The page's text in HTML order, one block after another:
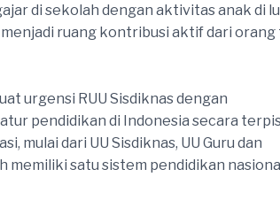
di sekolah dengan aktivitas anak di
ruang kontribusi aktif dari orang
urgensi RUU Sisdiknas dengan
pendidikan di Indonesia secara
mulai dari UU Sisdiknas, UU Guru dan
memiliki satu sistem pendidikan nasional